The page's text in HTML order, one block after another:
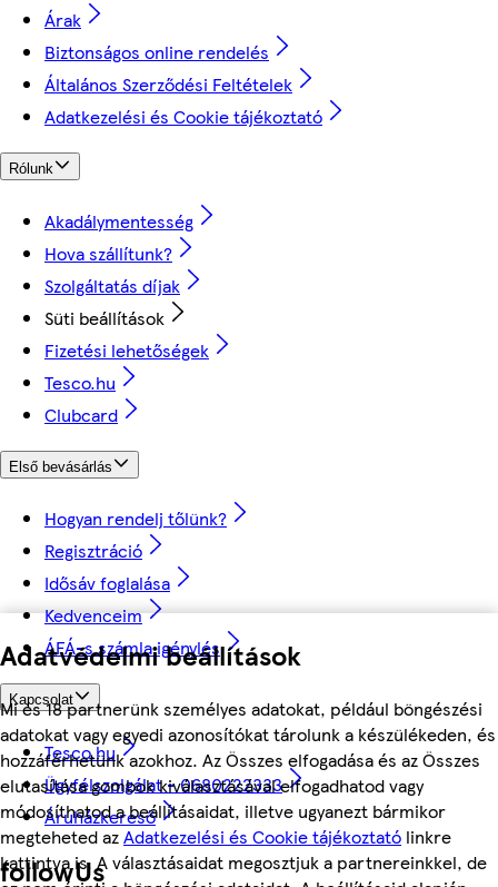
Adatvédelmi beállítások
Mi és 18 partnerünk személyes adatokat, például böngészési
adatokat vagy egyedi azonosítókat tárolunk a készülékeden, és
hozzáférhetünk azokhoz. Az Összes elfogadása és az Összes
elutasítása gombok kiválasztásával elfogadhatod vagy
módosíthatod a beállításaidat, illetve ugyanezt bármikor
megteheted azAdatkezelési és Cookie tájékoztató linkre
kattintva is. A választásaidat megosztjuk a partnereinkkel, de
Árak
Biztonságos online rendelés
Általános Szerződési Feltételek
Adatkezelési és Cookie tájékoztató
Rólunk
Akadálymentesség
Hova szállítunk?
Szolgáltatás díjak
Süti beállítások
Fizetési lehetőségek
Tesco.hu
Clubcard
Első bevásárlás
Hogyan rendelj tőlünk?
Regisztráció
Idősáv foglalása
Kedvenceim
ÁFÁ-s számla igénylés
Kapcsolat
Tesco.hu
Ügyfélszolgálat - 0680222333
Áruházkereső
followUs